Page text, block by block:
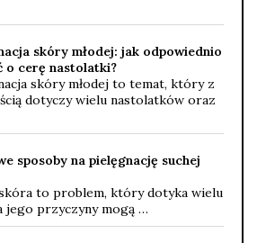
skóry młodej: jak odpowiednio
o cerę nastolatki?
skóry młodej to temat, który z
dotyczy wielu nastolatków oraz
sposoby na pielęgnację suchej
to problem, który dotyka wielu
jego przyczyny mogą …